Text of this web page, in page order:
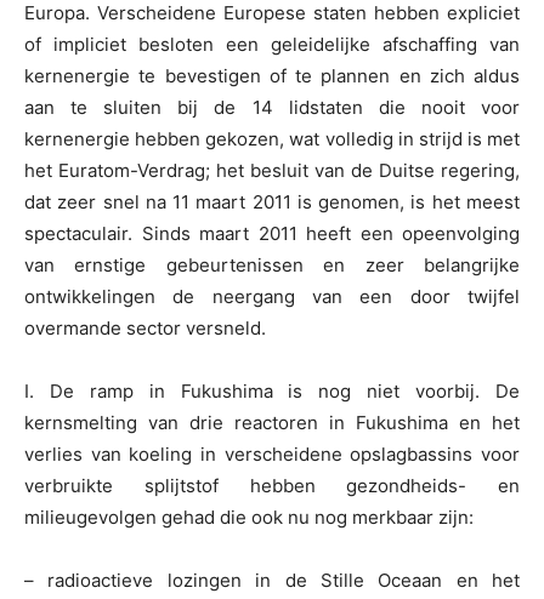
Europa. Verscheidene Europese staten hebben expliciet
of impliciet besloten een geleidelijke afschaffing van
kernenergie te bevestigen of te plannen en zich aldus
aan te sluiten bij de 14 lidstaten die nooit voor
kernenergie hebben gekozen, wat volledig in strijd is met
het Euratom-Verdrag; het besluit van de Duitse regering,
dat zeer snel na 11 maart 2011 is genomen, is het meest
spectaculair. Sinds maart 2011 heeft een opeenvolging
van ernstige gebeurtenissen en zeer belangrijke
ontwikkelingen de neergang van een door twijfel
overmande sector versneld.
I. De ramp in Fukushima is nog niet voorbij. De
kernsmelting van drie reactoren in Fukushima en het
verlies van koeling in verscheidene opslagbassins voor
verbruikte splijtstof hebben gezondheids- en
milieugevolgen gehad die ook nu nog merkbaar zijn:
– radioactieve lozingen in de Stille Oceaan en het